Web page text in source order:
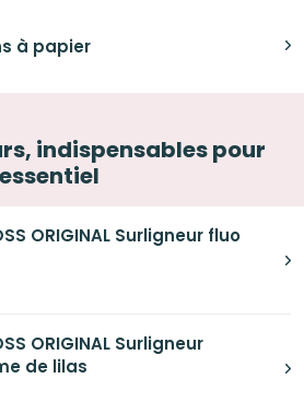
à papier
indispensables pour
ORIGINAL Surligneur fluo
ORIGINAL Surligneur
de lilas